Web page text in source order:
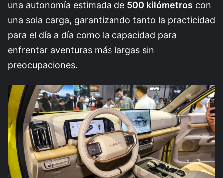
una autonomía estimada de 500 kilómetros con
una sola carga, garantizando tanto la practicidad
para el día a día como la capacidad para
enfrentar aventuras más largas sin
preocupaciones.